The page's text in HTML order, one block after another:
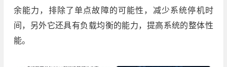
余能力，排除了单点故障的可能性，减少系统停机时
间，另外它还具有负载均衡的能力，提高系统的整体性
能。